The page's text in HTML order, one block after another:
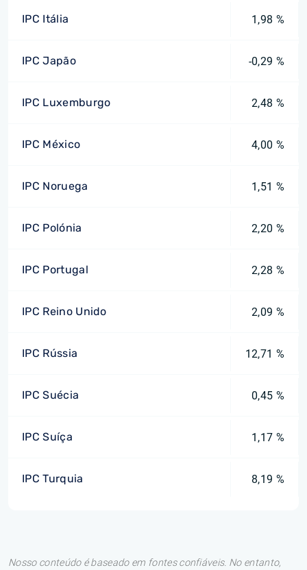
IPC Itália 1,98 %
IPC Japão -0,29 %
IPC Luxemburgo 2,48 %
IPC México 4,00 %
IPC Noruega 1,51 %
IPC Polónia 2,20 %
IPC Portugal 2,28 %
IPC Reino Unido 2,09 %
IPC Rússia 12,71 %
IPC Suécia 0,45 %
IPC Suíça 1,17 %
IPC Turquia 8,19 %
Nosso conteúdo é baseado em fontes confiáveis. No entanto,